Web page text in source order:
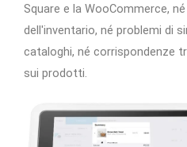
Square e la WooCommerce,
dell'inventario, né problemi di
cataloghi, né corrispondenze
sui prodotti.